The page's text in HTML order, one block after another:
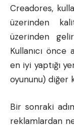
Creadores,
üzerinden
üzerinden
Kullanıcı
en iyi yaptığı
oyununu) diğer
Bir sonraki
reklamlardan